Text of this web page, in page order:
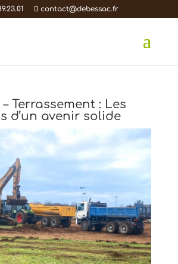
contact@debessac.fr
Terrassement : Les
d’un avenir solide